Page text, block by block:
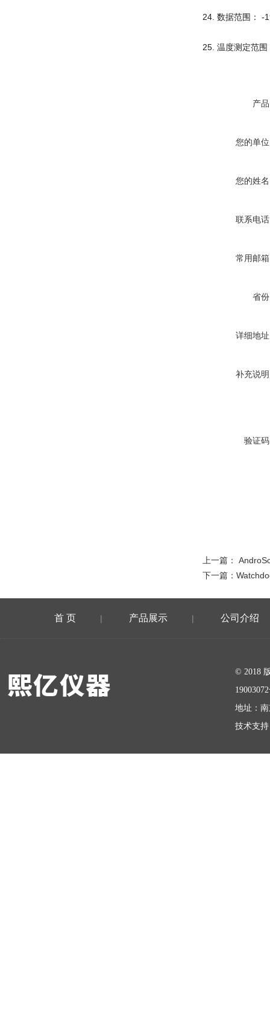
24. 数据范围： -
25. 温度测定范
产
您的单
您的姓
联系电
常用邮
省
详细地
补充说
验证
上一篇：
下一篇：
首 页 | 产品展示 | 公司介绍
© 2018
地址：
技术支